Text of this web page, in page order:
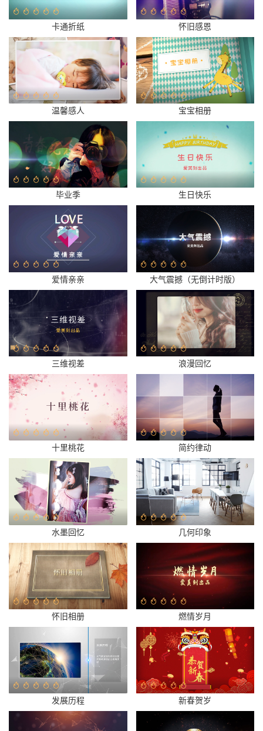
卡通折纸 怀旧感恩
温馨感人 宝宝相册
毕业季 生日快乐
爱情亲亲 大气震撼（无倒计时版）
三维视差 浪漫回忆
十里桃花 简约律动
水墨回忆 几何印象
怀旧相册 燃情岁月
发展历程 新春贺岁